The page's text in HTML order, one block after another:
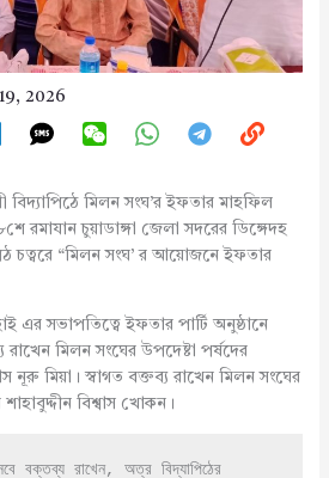
19, 2026
বিদ্যাপিঠে মিলন সংঘ’র ইফতার মাহফিল
রমাযান চুয়াডাঙ্গা জেলা সদরের ডিঙ্গেদহ
চত্বরে “মিলন সংঘ’ র আয়োজনে ইফতার
এর সভাপতিত্বে ইফতার পার্টি অনুষ্ঠানে
রাখেন মিলন সংঘের উপদেষ্টা পর্ষদের
নূরু মিয়া। স্বাগত বক্তব্য রাখেন মিলন সংঘের
বিশ্বাস খোকন।